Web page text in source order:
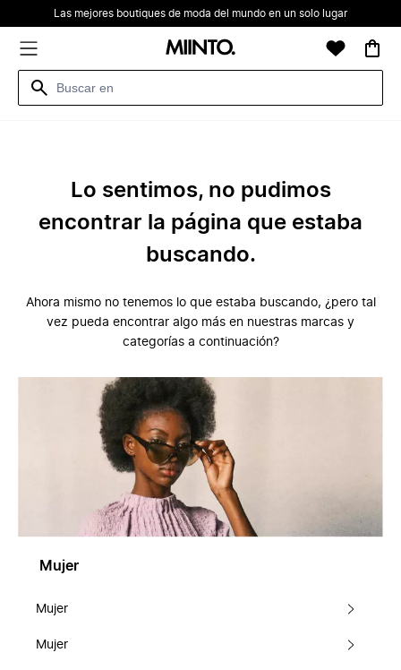
Las mejores boutiques de moda del mundo en un solo lugar
Lo sentimos, no pudimos
encontrar la página que estaba
buscando.
Ahora mismo no tenemos lo que estaba buscando, ¿pero tal
vez pueda encontrar algo más en nuestras marcas y
categorías a continuación?
Mujer
Mujer
Mujer